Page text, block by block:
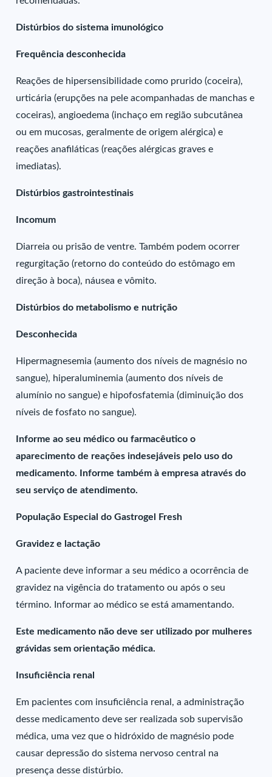
Distúrbios do sistema imunológico
Frequência desconhecida
Reações de hipersensibilidade como prurido (coceira),
urticária (erupções na pele acompanhadas de manchas e
coceiras), angioedema (inchaço em região subcutânea
ou em mucosas, geralmente de origem alérgica) e
reações anafiláticas (reações alérgicas graves e
imediatas).
Distúrbios gastrointestinais
Incomum
Diarreia ou prisão de ventre. Também podem ocorrer
regurgitação (retorno do conteúdo do estômago em
direção à boca), náusea e vômito.
Distúrbios do metabolismo e nutrição
Desconhecida
Hipermagnesemia (aumento dos níveis de magnésio no
sangue), hiperaluminemia (aumento dos níveis de
alumínio no sangue) e hipofosfatemia (diminuição dos
níveis de fosfato no sangue).
Informe ao seu médico ou farmacêutico o
aparecimento de reações indesejáveis pelo uso do
medicamento. Informe também à empresa através do
seu serviço de atendimento.
População Especial do Gastrogel Fresh
Gravidez e lactação
A paciente deve informar a seu médico a ocorrência de
gravidez na vigência do tratamento ou após o seu
término. Informar ao médico se está amamentando.
Este medicamento não deve ser utilizado por mulheres
grávidas sem orientação médica.
Insuficiência renal
Em pacientes com insuficiência renal, a administração
desse medicamento deve ser realizada sob supervisão
médica, uma vez que o hidróxido de magnésio pode
causar depressão do sistema nervoso central na
presença desse distúrbio.